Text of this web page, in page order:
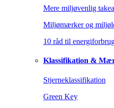
Mere miljøvenlig
Miljømærker og
10 råd til
Klassifikation &
Stjerneklassifikation
Green Key